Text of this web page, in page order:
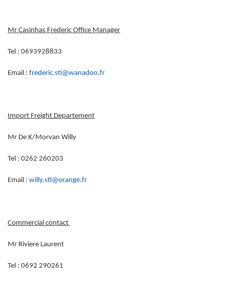
Mr Casinhas Frederic Office Manager
Tel : 0693928833
Email : frederic.sti@wanadoo.fr
Import Freight Departement
Mr De K/Morvan Willy
Tel : 0262 260203
Email : willy.sti@orange.fr
Commercial contact
Mr Riviere Laurent
Tel : 0692 290261